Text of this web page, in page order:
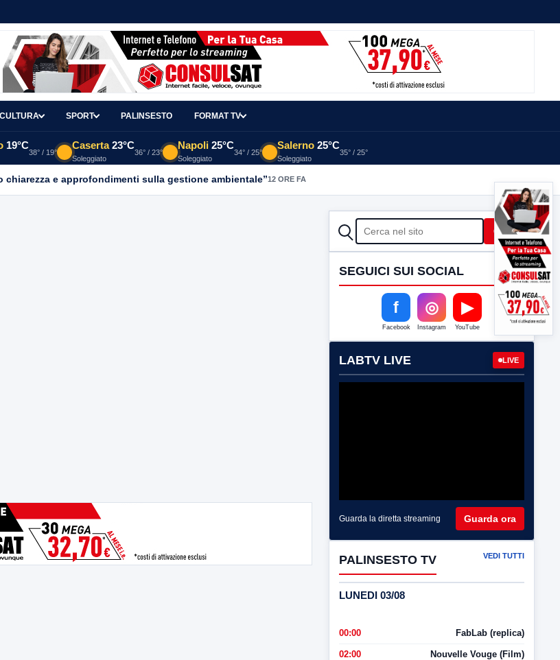
CULTURA SPORT PALINSESTO FORMAT TV
19°C
38° / 19°
Caserta 23°C
Soleggiato
36° / 23°
Napoli 25°C
Soleggiato
34° / 25°
Salerno 25°C
Soleggiato
35° / 25°
e approfondimenti sulla gestione ambientale”12 ORE FA
CERCA Cerca
SEGUICI SUI SOCIAL
f
Facebook
◎
Instagram
▶
YouTube
LABTV LIVE LIVE
Guarda la diretta streaming Guarda ora
PALINSESTO TV VEDI TUTTI
LUNEDI 03/08
00:00 FabLab (replica)
02:00 Nouvelle Vouge (Film)